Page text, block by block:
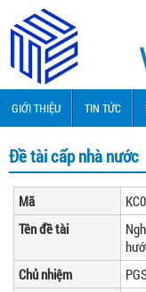
GIỚI THIỆU TIN TỨC
Đề tài cấp nhà nước
Mã
Tên đề tài
Chủ nhiệm